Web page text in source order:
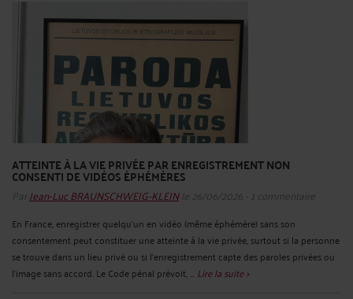
ATTEINTE À LA VIE PRIVÉE PAR ENREGISTREMENT NON
CONSENTI DE VIDÉOS ÉPHÉMÈRES
Par Jean-Luc BRAUNSCHWEIG-KLEINle 26/06/2026 - 1 commentaire
En France, enregistrer quelqu’un en vidéo (même éphémère) sans son
consentement peut constituer une atteinte à la vie privée, surtout si la personne
se trouve dans un lieu privé ou si l’enregistrement capte des paroles privées ou
l’image sans accord. Le Code pénal prévoit, ... Lire la suite >